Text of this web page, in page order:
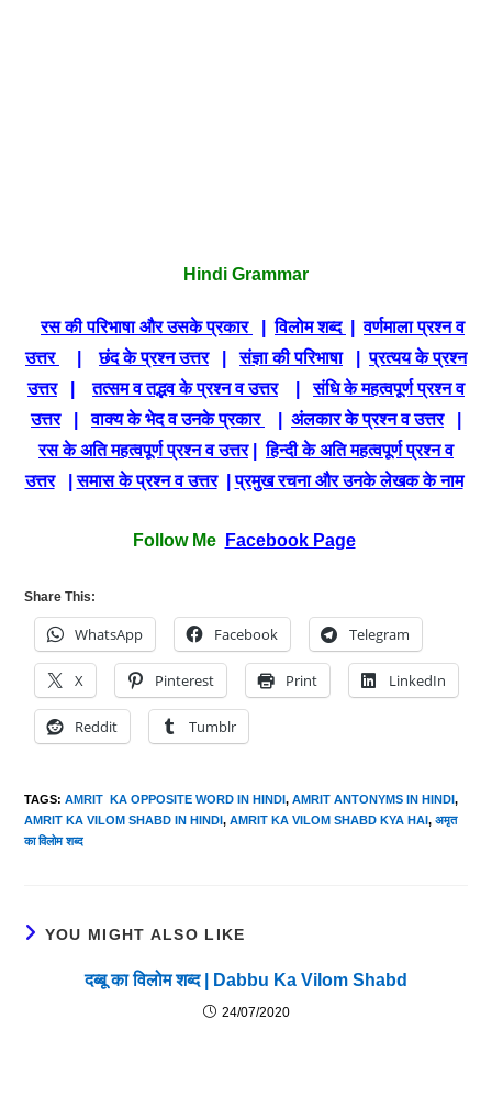
Hindi Grammar
रस की परिभाषा और उसके प्रकार |विलोम शब्द |वर्णमाला प्रश्न व
उत्तर
|छंद के प्रश्न उत्तर|संज्ञा की परिभाषा|प्रत्यय के प्रश्न
उत्तर|तत्सम व तद्भव के प्रश्न व उत्तर|संधि के महत्वपूर्ण प्रश्न व
उत्तर|वाक्य के भेद व उनके प्रकार अंलकार के प्रश्न व उत्तर|
रस के अति महत्वपूर्ण प्रश्न व उत्तर|हिन्दी के अति महत्वपूर्ण प्रश्न व
उत्तर|समास के प्रश्न व उत्तर|प्रमुख रचना और उनके लेखक के नाम
Follow Me Facebook Page
Share This:
WhatsApp Facebook Telegram
X Pinterest Print LinkedIn
Reddit Tumblr
TAGS:AMRIT KA OPPOSITE WORD IN HINDI, AMRIT ANTONYMS IN HINDI,
AMRIT KA VILOM SHABD IN HINDI, AMRIT KA VILOM SHABD KYA HAI, अमृत
का विलोम शब्द
YOU MIGHT ALSO LIKE
दब्बू का विलोम शब्द | Dabbu Ka Vilom Shabd
24/07/2020